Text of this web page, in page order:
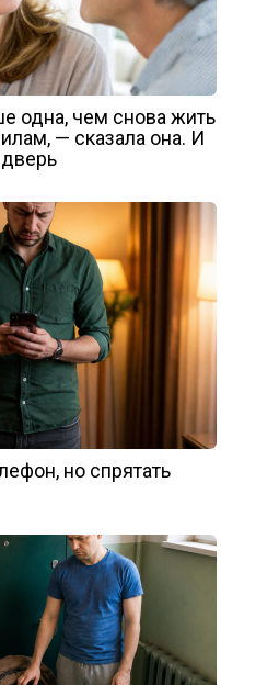
одна, чем снова жить
— сказала она. И
но спрятать